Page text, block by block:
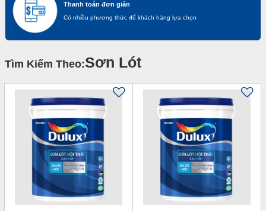
Thanh toán đơn giản
Có nhiều phương thức để khách hàng lựa chọn
Tìm Kiếm Theo:Sơn Lót